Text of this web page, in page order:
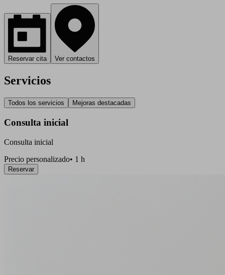
Reservar cita Ver contactos
Servicios
Todos los servicios Mejoras destacadas
Consulta inicial
Consulta inicial
Precio personalizado• 1 h
Reservar